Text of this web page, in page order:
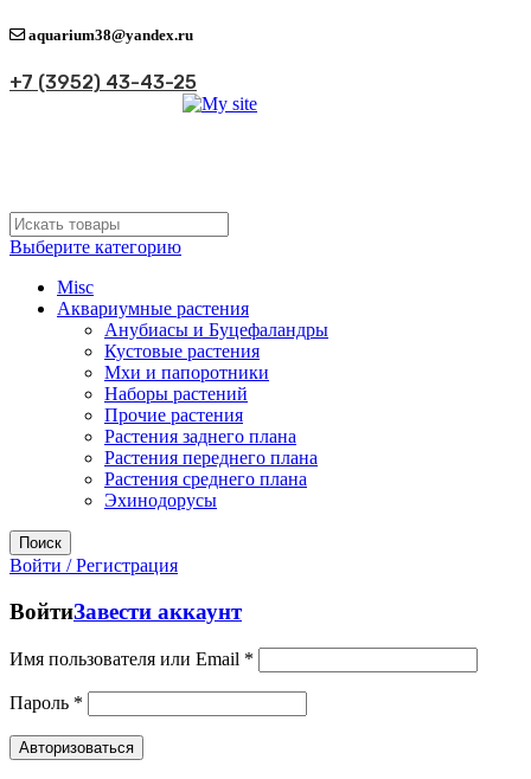
aquarium38@yandex.ru
+7 (3952) 43-43-25
Выберите категорию
Misc
Аквариумные растения
Анубиасы и Буцефаландры
Кустовые растения
Мхи и папоротники
Наборы растений
Прочие растения
Растения заднего плана
Растения переднего плана
Растения среднего плана
Эхинодорусы
Поиск
Войти / Регистрация
ВойтиЗавести аккаунт
Имя пользователя или Email *
Пароль *
Авторизоваться